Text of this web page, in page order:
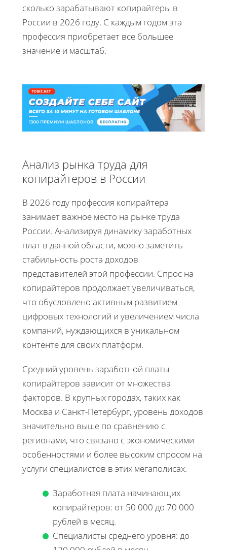
сколько зарабатывают копирайтеры в
России в 2026 году. С каждым годом эта
профессия приобретает все большее
значение и масштаб.
Анализ рынка труда для
копирайтеров в России
В 2026 году профессия копирайтера
занимает важное место на рынке труда
России. Анализируя динамику заработных
плат в данной области, можно заметить
стабильность роста доходов
представителей этой профессии. Спрос на
копирайтеров продолжает увеличиваться,
что обусловлено активным развитием
цифровых технологий и увеличением числа
компаний, нуждающихся в уникальном
контенте для своих платформ.
Средний уровень заработной платы
копирайтеров зависит от множества
факторов. В крупных городах, таких как
Москва и Санкт-Петербург, уровень доходов
значительно выше по сравнению с
регионами, что связано с экономическими
особенностями и более высоким спросом на
услуги специалистов в этих мегаполисах.
Заработная плата начинающих
копирайтеров: от 50 000 до 70 000
рублей в месяц.
Специалисты среднего уровня: до